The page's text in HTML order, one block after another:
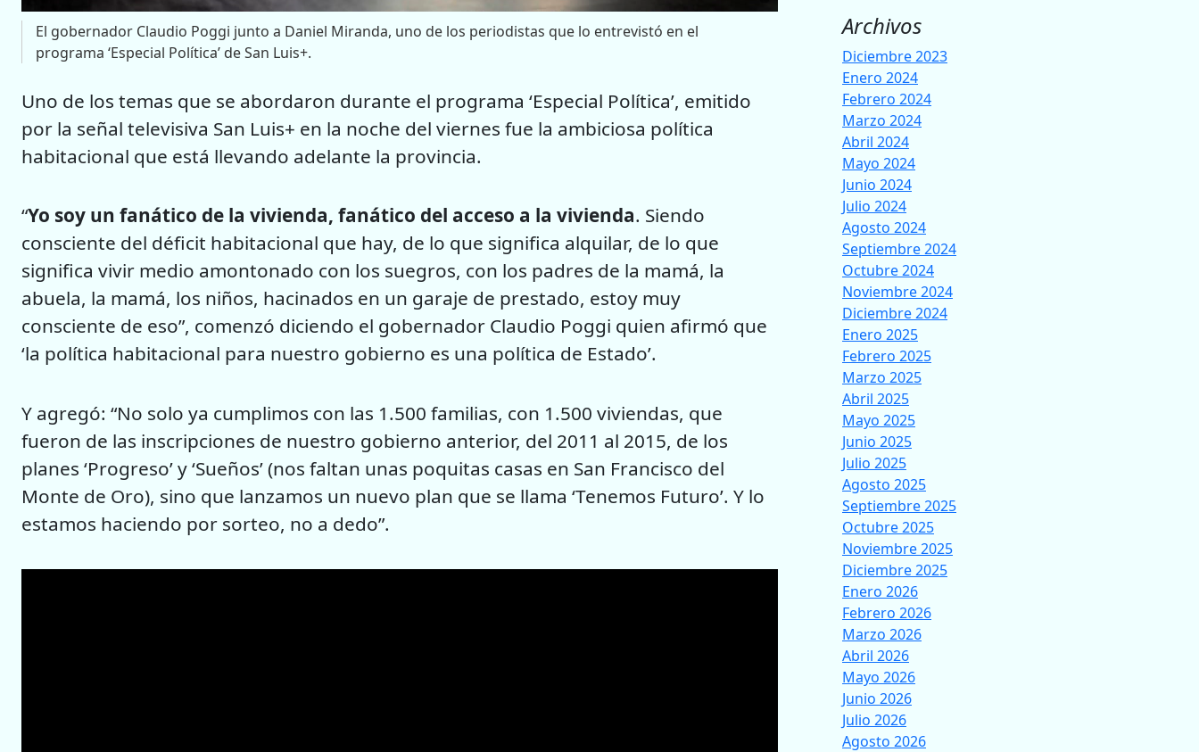
El gobernador Claudio Poggi junto a Daniel Miranda, uno de los periodistas que lo entrevistó en el
programa ‘Especial Política’ de San Luis+.
Uno de los temas que se abordaron durante el programa ‘Especial Política’, emitido
por la señal televisiva San Luis+ en la noche del viernes fue la ambiciosa política
habitacional que está llevando adelante la provincia.
“Yo soy un fanático de la vivienda, fanático del acceso a la vivienda. Siendo
consciente del déficit habitacional que hay, de lo que significa alquilar, de lo que
significa vivir medio amontonado con los suegros, con los padres de la mamá, la
abuela, la mamá, los niños, hacinados en un garaje de prestado, estoy muy
consciente de eso”, comenzó diciendo el gobernador Claudio Poggi quien afirmó que
‘la política habitacional para nuestro gobierno es una política de Estado’.
Y agregó: “No solo ya cumplimos con las 1.500 familias, con 1.500 viviendas, que
fueron de las inscripciones de nuestro gobierno anterior, del 2011 al 2015, de los
planes ‘Progreso’ y ‘Sueños’ (nos faltan unas poquitas casas en San Francisco del
Monte de Oro), sino que lanzamos un nuevo plan que se llama ‘Tenemos Futuro’. Y lo
estamos haciendo por sorteo, no a dedo”.
Archivos
Diciembre 2023
Enero 2024
Febrero 2024
Marzo 2024
Abril 2024
Mayo 2024
Junio 2024
Julio 2024
Agosto 2024
Septiembre 2024
Octubre 2024
Noviembre 2024
Diciembre 2024
Enero 2025
Febrero 2025
Marzo 2025
Abril 2025
Mayo 2025
Junio 2025
Julio 2025
Agosto 2025
Septiembre 2025
Octubre 2025
Noviembre 2025
Diciembre 2025
Enero 2026
Febrero 2026
Marzo 2026
Abril 2026
Mayo 2026
Junio 2026
Julio 2026
Agosto 2026